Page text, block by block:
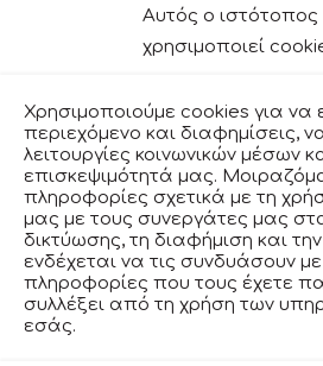
Αυτός ο ιστότοπος
χρησιμοποιεί
Χρησιμοποιούμε cookies για να
περιεχόμενο και διαφημίσεις,
λειτουργίες κοινωνικών μέσων
επισκεψιμότητά μας.
πληροφορίες σχετικά με τη
μας με τους συνεργάτες μας
δικτύωσης, τη διαφήμιση και
ενδέχεται να τις συνδυάσουν
πληροφορίες που τους έχετε
συλλέξει από τη χρήση των
εσάς.
facebook
instagram
ΟΡΟΙ